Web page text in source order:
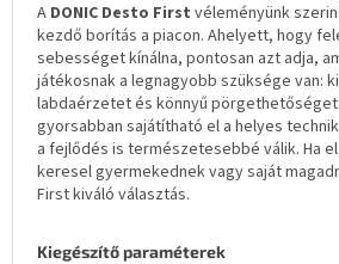
A DONIC Desto First véleményünk
kezdő borítás a piacon. Ahelyett, hogy
sebességet kínálna, pontosan azt adja,
játékosnak a legnagyobb szüksége van:
labdaérzetet és könnyű
gyorsabban sajátítható el a helyes
a fejlődés is természetesebbé válik. Ha
keresel gyermekednek vagy saját
First kiváló választás.
Kiegészítő paraméterek